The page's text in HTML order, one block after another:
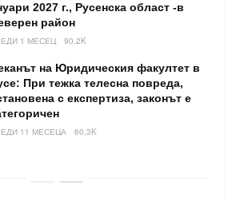
2027 г., Русенска област -в
район
1 МЕСЕЦ 90.2K
на Юридическия факултет в
При тежка телесна повреда,
с експертиза, законът е
11 МЕСЕЦА 60.3K